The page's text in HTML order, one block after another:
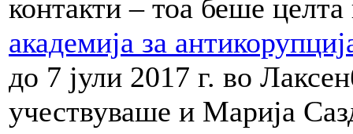
контакти – тоа беше
академија за
до 7 јули 2017 г. во
учествуваше и Марија